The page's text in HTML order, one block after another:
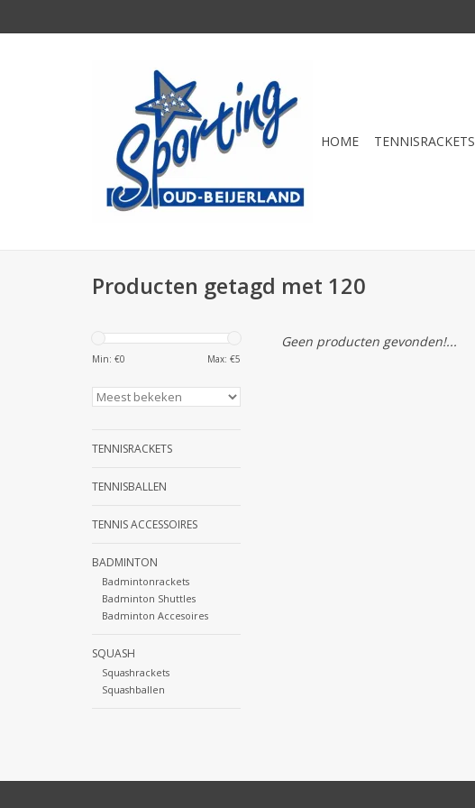
HOME TENNISRACKETS
Producten getagd met 120
Min: €0 Max: €5
TENNISRACKETS
TENNISBALLEN
TENNIS ACCESSOIRES
BADMINTON
Badmintonrackets
Badminton Shuttles
Badminton Accesoires
SQUASH
Squashrackets
Squashballen
Geen producten gevonden!...